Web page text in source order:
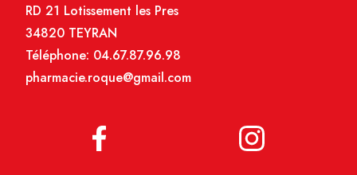
RD 21 Lotissement les Pres
34820 TEYRAN
Téléphone: 04.67.87.96.98
pharmacie.roque@gmail.com